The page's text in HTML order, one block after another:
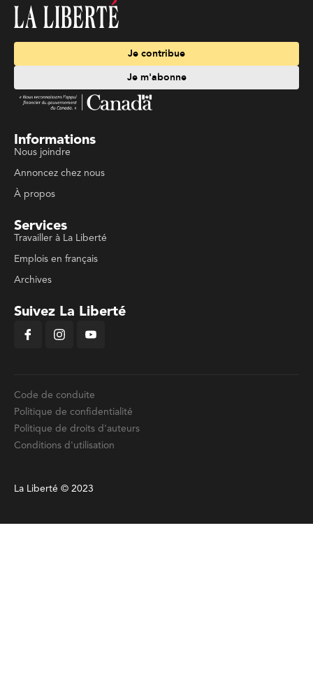
Je contribue
Je m'abonne
Informations
Nous joindre
Annoncez chez nous
À propos
Services
Travailler à La Liberté
Emplois en français
Archives
Suivez La Liberté
Code de conduite
Politique de confidentialité
Politique de droits d'auteurs
Conditions d'utilisation
La Liberté © 2023